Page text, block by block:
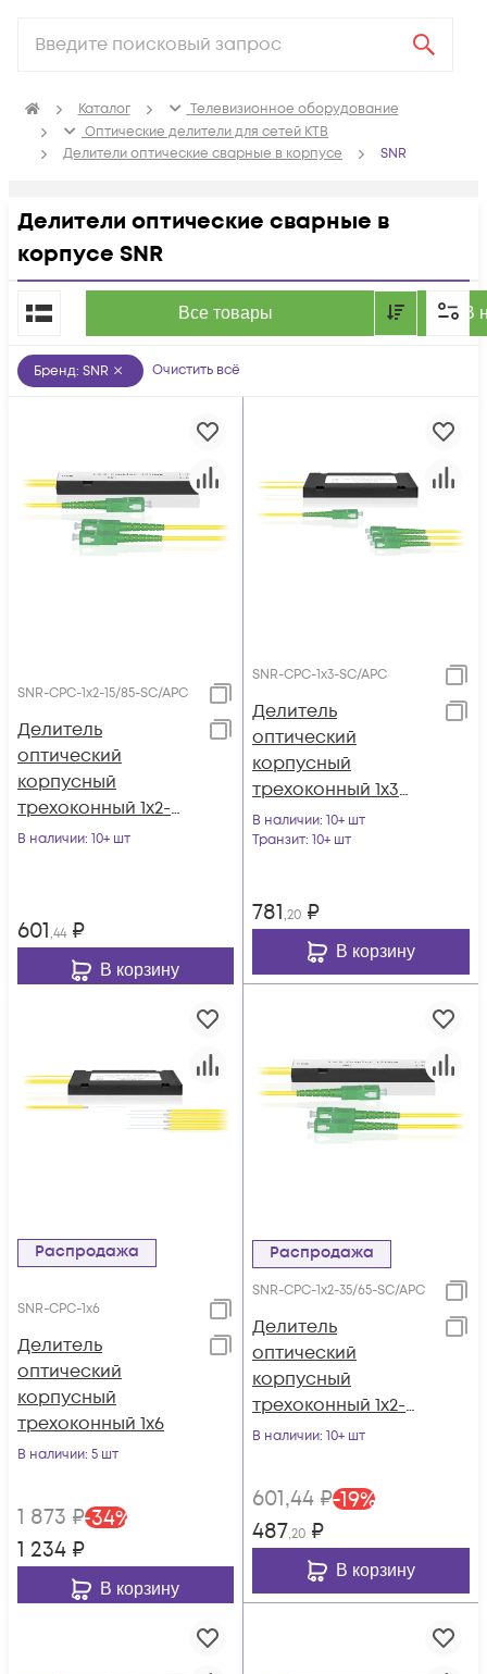
Каталог
Телевизионное оборудование
Оптические делители для сетей КТВ
Делители оптические сварные в корпусе
SNR
Делители оптические сварные в
корпусе SNR
Все товары В
По популярности
Бренд: SNR Очистить всё
SNR-CPC-1x2-15/85-SC/APC
Делитель
оптический
корпусный
трехоконный 1х2-
15/85 SC/APC
В наличии: 10+ шт
601,44 ₽
В корзину
SNR-CPC-1x3-SC/APC
Делитель
оптический
корпусный
трехоконный 1х3
SC/APC
В наличии: 10+ шт
Транзит: 10+ шт
781,20 ₽
В корзину
Распродажа
SNR-CPC-1x6
Делитель
оптический
корпусный
трехоконный 1х6
В наличии: 5 шт
1 873 ₽-34%
1 234 ₽
В корзину
Распродажа
SNR-CPC-1x2-35/65-SC/APC
Делитель
оптический
корпусный
трехоконный 1х2-
35/65 SC/APC
В наличии: 10+ шт
601,44 ₽-19%
487,20 ₽
В корзину